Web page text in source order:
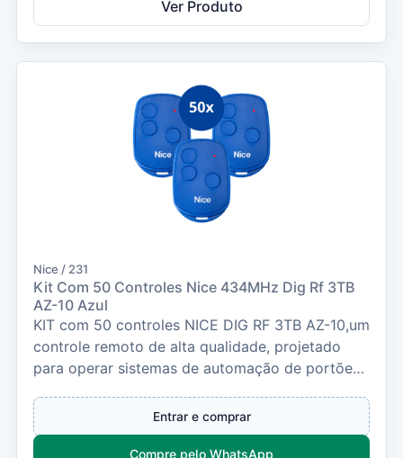
Ver Produto
Nice / 231
Kit Com 50 Controles Nice 434MHz Dig Rf 3TB
AZ-10 Azul
KIT com 50 controles NICE DIG RF 3TB AZ-10,um
controle remoto de alta qualidade, projetado
para operar sistemas de automação de portões,
Entrar e comprar
Compre pelo WhatsApp